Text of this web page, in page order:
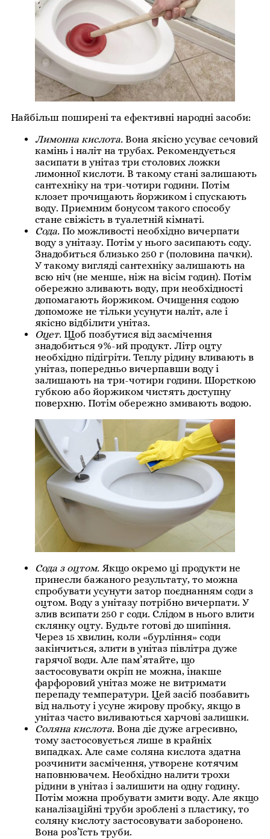
Найбільш поширені та ефективні народні засоби:
Лимонна кислота. Вона якісно усуває сечовий
камінь і наліт на трубах. Рекомендується
засипати в унітаз три столових ложки
лимонної кислоти. В такому стані залишають
сантехніку на три-чотири години. Потім
клозет прочищають йоржиком і спускають
воду. Приємним бонусом такого способу
стане свіжість в туалетній кімнаті.
Сода. По можливості необхідно вичерпати
воду з унітазу. Потім у нього засипають соду.
Знадобиться близько 250 г (половина пачки).
У такому вигляді сантехніку залишають на
всю ніч (не менше, ніж на вісім годин). Потім
обережно зливають воду, при необхідності
допомагають йоржиком. Очищення содою
допоможе не тільки усунути наліт, але і
якісно відбілити унітаз.
Оцет. Щоб позбутися від засмічення
знадобиться 9%-ий продукт. Літр оцту
необхідно підігріти. Теплу рідину вливають в
унітаз, попередньо вичерпавши воду і
залишають на три-чотири години. Шорсткою
губкою або йоржиком чистять доступну
поверхню. Потім обережно змивають водою.
Сода з оцтом. Якщо окремо ці продукти не
принесли бажаного результату, то можна
спробувати усунути затор поєднанням соди з
оцтом. Воду з унітазу потрібно вичерпати. У
злив всипати 250 г соди. Слідом в нього влити
склянку оцту. Будьте готові до шипіння.
Через 15 хвилин, коли «бурління» соди
закінчиться, злити в унітаз півлітра дуже
гарячої води. Але пам’ятайте, що
застосовувати окріп не можна, інакше
фарфоровий унітаз може не витримати
перепаду температури. Цей засіб позбавить
від нальоту і усуне жирову пробку, якщо в
унітаз часто виливаються харчові залишки.
Соляна кислота. Вона діє дуже агресивно,
тому застосовується лише в крайніх
випадках. Але саме соляна кислота здатна
розчинити засмічення, утворене котячим
наповнювачем. Необхідно налити трохи
рідини в унітаз і залишити на одну годину.
Потім можна пробувати змити воду. Але якщо
каналізаційні труби зроблені з пластику, то
соляну кислоту застосовувати заборонено.
Вона роз’їсть труби.